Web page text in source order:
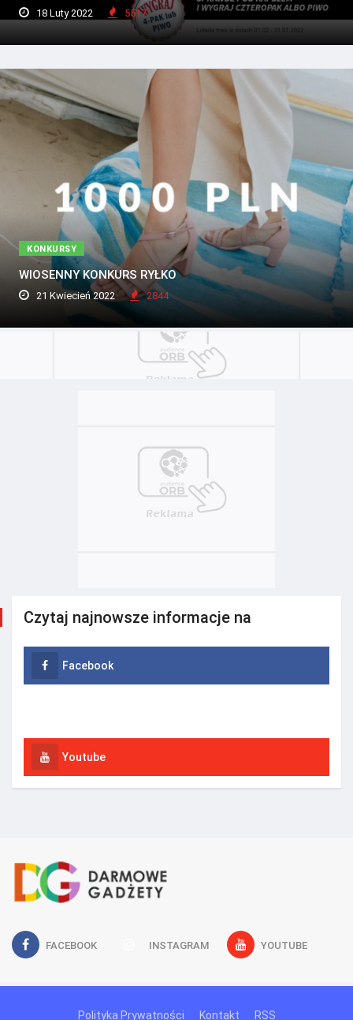
18 Luty 2022 5517
KONKURSY
WIOSENNY KONKURS RYŁKO
21 Kwiecień 2022 2844
Czytaj najnowsze informacje na
Facebook
Youtube
FACEBOOK INSTAGRAM YOUTUBE
Polityka Prywatności Kontakt RSS